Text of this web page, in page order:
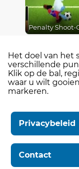
Penalty Shoot-
Het doel van het
verschillende
Klik op de bal,
waar u wilt
markeren.
Privacybeleid
Contact